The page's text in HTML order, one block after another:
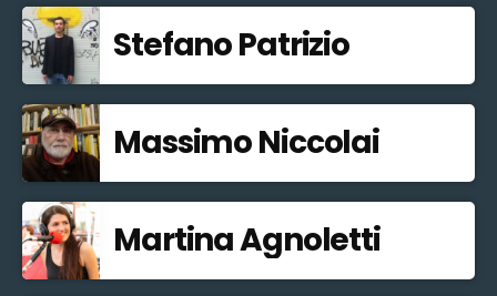
Stefano Patrizio
Massimo Niccolai
Martina Agnoletti